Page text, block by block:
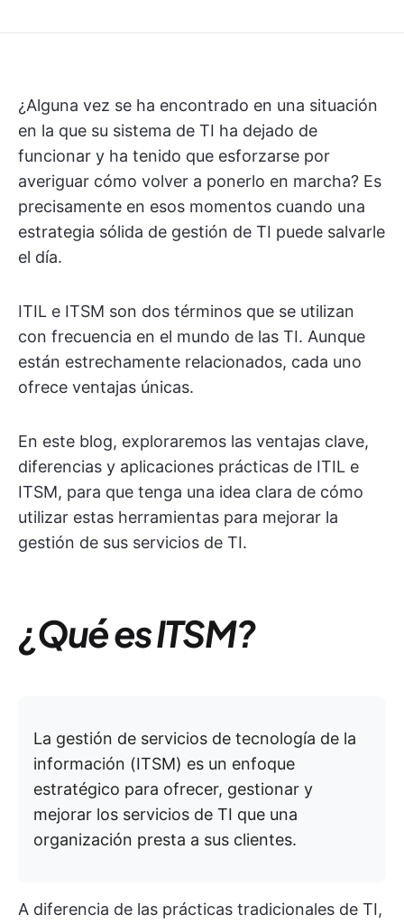
¿Alguna vez se ha encontrado en una situación
en la que su sistema de TI ha dejado de
funcionar y ha tenido que esforzarse por
averiguar cómo volver a ponerlo en marcha? Es
precisamente en esos momentos cuando una
estrategia sólida de gestión de TI puede salvarle
el día.
ITIL e ITSM son dos términos que se utilizan
con frecuencia en el mundo de las TI. Aunque
están estrechamente relacionados, cada uno
ofrece ventajas únicas.
En este blog, exploraremos las ventajas clave,
diferencias y aplicaciones prácticas de ITIL e
ITSM, para que tenga una idea clara de cómo
utilizar estas herramientas para mejorar la
gestión de sus servicios de TI.
¿Qué es ITSM?
La gestión de servicios de tecnología de la
información (ITSM) es un enfoque
estratégico para ofrecer, gestionar y
mejorar los servicios de TI que una
organización presta a sus clientes.
A diferencia de las prácticas tradicionales de TI,